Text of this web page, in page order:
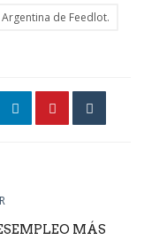
de Feedlot.
MÁS